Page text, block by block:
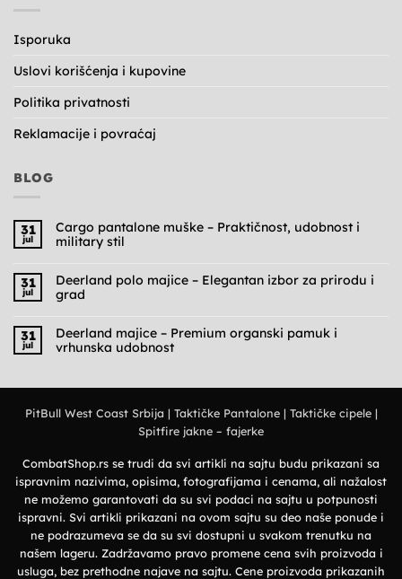
Isporuka
Uslovi korišćenja i kupovine
Politika privatnosti
Reklamacije i povraćaj
BLOG
31
jul
Cargo pantalone muške – Praktičnost, udobnost i
military stil
na
Cargo
pantalone
Praktičnost,
udobnost
i
31
jul
Deerland polo majice – Elegantan izbor za prirodu i
grad
na
Deerland
polo
izbor
prirodu
i
31
jul
Deerland majice – Premium organski pamuk i
vrhunska udobnost
–
vrhunska
udobnost
PitBull West Coast Srbija | Taktičke Pantalone| Taktičke cipele|
Spitfire jakne – fajerke
CombatShop.rs se trudi da svi artikli na sajtu budu prikazani sa
ispravnim nazivima, opisima, fotografijama i cenama, ali nažalost
ne možemo garantovati da su svi podaci na sajtu u potpunosti
ispravni. Svi artikli prikazani na ovom sajtu su deo naše ponude i
ne podrazumeva se da su svi dostupni u svakom trenutku na
našem lageru. Zadržavamo pravo promene cena svih proizvoda i
usluga, bez prethodne najave na sajtu. Cene proizvoda prikazanih